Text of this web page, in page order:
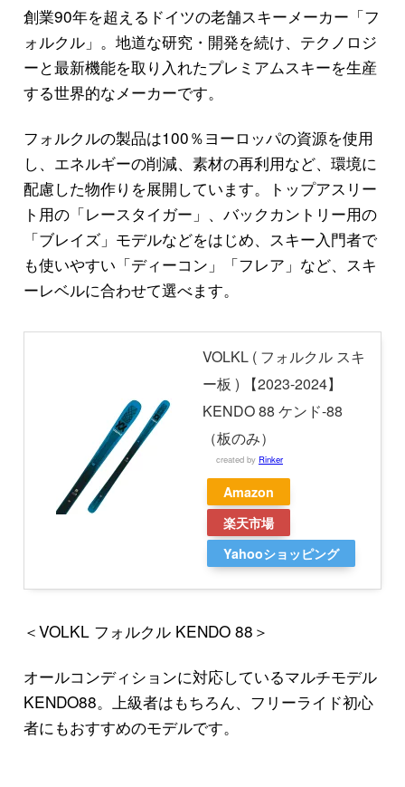
創業90年を超えるドイツの老舗スキーメーカー「フ
ォルクル」。地道な研究・開発を続け、テクノロジ
ーと最新機能を取り入れたプレミアムスキーを生産
する世界的なメーカーです。
フォルクルの製品は100％ヨーロッパの資源を使用
し、エネルギーの削減、素材の再利用など、環境に
配慮した物作りを展開しています。トップアスリー
ト用の「レースタイガー」、バックカントリー用の
「ブレイズ」モデルなどをはじめ、スキー入門者で
も使いやすい「ディーコン」「フレア」など、スキ
ーレベルに合わせて選べます。
VOLKL ( フォルクル スキ
ー板 ) 【2023-2024】
KENDO 88 ケンド-88
（板のみ）
created by Rinker
Amazon
楽天市場
Yahooショッピング
＜VOLKL フォルクル KENDO 88＞
オールコンディションに対応しているマルチモデル
KENDO88。上級者はもちろん、フリーライド初心
者にもおすすめのモデルです。